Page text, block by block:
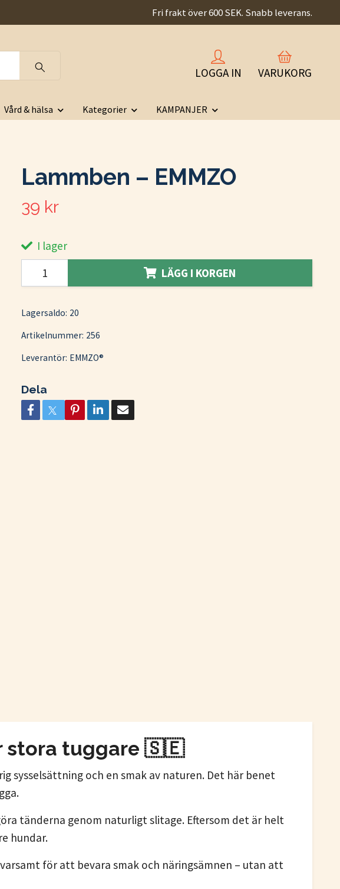
Fri frakt över 600 SEK. Snabb leverans.
LOGGA IN VARUKORG
Vård & hälsa Kategorier KAMPANJER
Lammben – EMMZO
39 kr
I lager
LÄGG I KORGEN
Lagersaldo: 20
Artikelnummer: 256
Leverantör: EMMZO®
Dela
stora tuggare 🇸🇪
sysselsättning och en smak av naturen. Det här benet
tänderna genom naturligt slitage. Eftersom det är helt
hundar.
för att bevara smak och näringsämnen – utan att